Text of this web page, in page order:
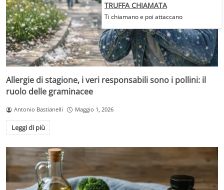
Allergie di stagione, i veri responsabili sono i pollini: il
ruolo delle graminacee
Antonio Bastianelli Maggio 1, 2026
Leggi di più
TRUFFA CHIAMATA
Ti chiamano e poi attaccano